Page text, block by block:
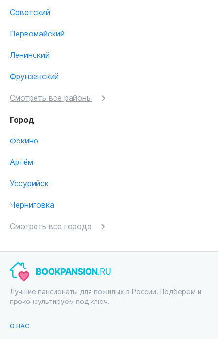
Советский
Первомайский
Ленинский
Фрунзенский
Смотреть все районы
Город
Фокино
Артём
Уссурийск
Черниговка
Смотреть все города
Лучшие пансионаты для пожилых в России. Подберем и
проконсультируем под ключ.
О НАС